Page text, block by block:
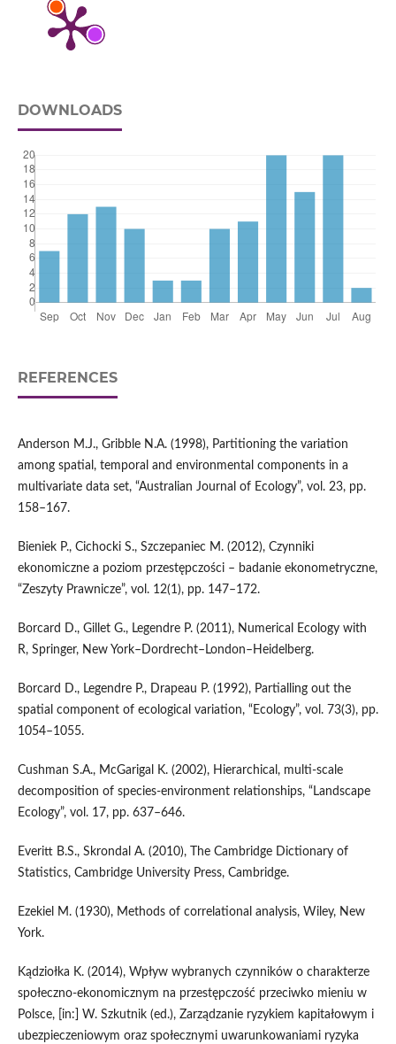
DOWNLOADS
REFERENCES
Anderson M.J., Gribble N.A. (1998), Partitioning the variation
among spatial, temporal and environmental components in a
multivariate data set, “Australian Journal of Ecology”, vol. 23, pp.
158–167.
Bieniek P., Cichocki S., Szczepaniec M. (2012), Czynniki
ekonomiczne a poziom przestępczości – badanie ekonometryczne,
“Zeszyty Prawnicze”, vol. 12(1), pp. 147–172.
Borcard D., Gillet G., Legendre P. (2011), Numerical Ecology with
R, Springer, New York–Dordrecht–London–Heidelberg.
Borcard D., Legendre P., Drapeau P. (1992), Partialling out the
spatial component of ecological variation, “Ecology”, vol. 73(3), pp.
1054–1055.
Cushman S.A., McGarigal K. (2002), Hierarchical, multi‑scale
decomposition of species‑environment relationships, “Landscape
Ecology”, vol. 17, pp. 637–646.
Everitt B.S., Skrondal A. (2010), The Cambridge Dictionary of
Statistics, Cambridge University Press, Cambridge.
Ezekiel M. (1930), Methods of correlational analysis, Wiley, New
York.
Kądziołka K. (2014), Wpływ wybranych czynników o charakterze
społeczno‑ekonomicznym na przestępczość przeciwko mieniu w
Polsce, [in:] W. Szkutnik (ed.), Zarządzanie ryzykiem kapitałowym i
ubezpieczeniowym oraz społecznymi uwarunkowaniami ryzyka